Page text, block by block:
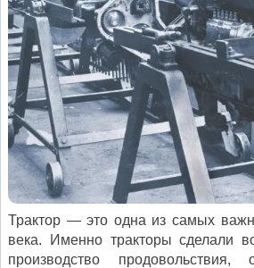
Трактор — это одна из самых
века. Именно тракторы сделали
производство продовольствия,